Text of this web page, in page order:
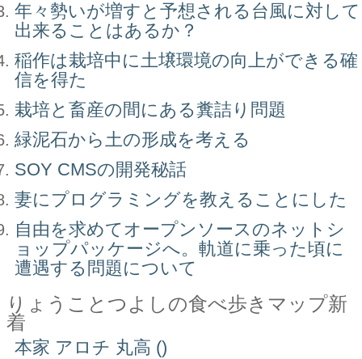
年々勢いが増すと予想される台風に対して
出来ることはあるか？
稲作は栽培中に土壌環境の向上ができる確
信を得た
栽培と畜産の間にある糞詰り問題
緑泥石から土の形成を考える
SOY CMSの開発秘話
妻にプログラミングを教えることにした
自由を求めてオープンソースのネットシ
ョップパッケージへ。軌道に乗った頃に
遭遇する問題について
りょうことつよしの食べ歩きマップ新
着
本家 アロチ 丸高 ()